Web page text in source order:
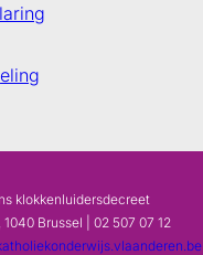
klokkenluidersdecreet
Brussel | 02 507 07 12